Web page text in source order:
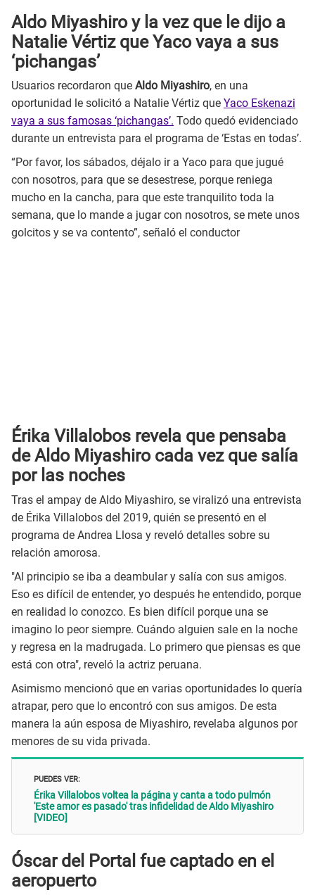
Aldo Miyashiro y la vez que le dijo a
Natalie Vértiz que Yaco vaya a sus
‘pichangas’
Usuarios recordaron que Aldo Miyashiro, en una
oportunidad le solicitó a Natalie Vértiz que Yaco Eskenazi
vaya a sus famosas ‘pichangas’. Todo quedó evidenciado
durante un entrevista para el programa de ‘Estas en todas’.
“Por favor, los sábados, déjalo ir a Yaco para que jugué
con nosotros, para que se desestrese, porque reniega
mucho en la cancha, para que este tranquilito toda la
semana, que lo mande a jugar con nosotros, se mete unos
golcitos y se va contento”, señaló el conductor
Érika Villalobos revela que pensaba
de Aldo Miyashiro cada vez que salía
por las noches
Tras el ampay de Aldo Miyashiro, se viralizó una entrevista
de Érika Villalobos del 2019, quién se presentó en el
programa de Andrea Llosa y reveló detalles sobre su
relación amorosa.
"Al principio se iba a deambular y salía con sus amigos.
Eso es difícil de entender, yo después he entendido, porque
en realidad lo conozco. Es bien difícil porque una se
imagino lo peor siempre. Cuándo alguien sale en la noche
y regresa en la madrugada. Lo primero que piensas es que
está con otra", reveló la actriz peruana.
Asimismo mencionó que en varias oportunidades lo quería
atrapar, pero que lo encontró con sus amigos. De esta
manera la aún esposa de Miyashiro, revelaba algunos por
menores de su vida privada.
PUEDES VER:
Érika Villalobos voltea la página y canta a todo pulmón
'Este amor es pasado' tras infidelidad de Aldo Miyashiro
[VIDEO]
Óscar del Portal fue captado en el
aeropuerto